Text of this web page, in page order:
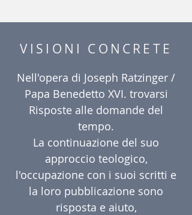
VISIONI CONCRETE
Nell'opera di Joseph Ratzinger /
Papa Benedetto XVI. trovarsi
Risposte alle domande del
tempo.
La continuazione del suo
approccio teologico,
l'occupazione con i suoi scritti e
la loro pubblicazione sono
risposta e aiuto,